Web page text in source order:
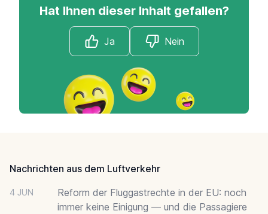
Hat Ihnen dieser Inhalt gefallen?
Ja Nein
Nachrichten aus dem Luftverkehr
4 JUN
Reform der Fluggastrechte in der EU: noch
immer keine Einigung — und die Passagiere